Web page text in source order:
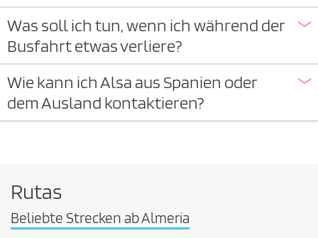
Was soll ich tun, wenn ich während der
Busfahrt etwas verliere?
Wie kann ich Alsa aus Spanien oder
dem Ausland kontaktieren?
Rutas
Beliebte Strecken ab Almeria